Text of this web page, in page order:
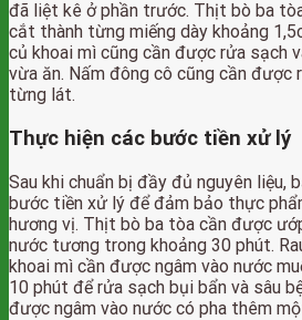
đã liệt kê ở phần trước. Thịt bò ba
cắt thành từng miếng dày khoảng
củ khoai mì cũng cần được rửa sạch
vừa ăn. Nấm đông cô cũng cần được
từng lát.
Thực hiện các bước tiền xử lý
Sau khi chuẩn bị đầy đủ nguyên liệu,
bước tiền xử lý để đảm bảo thực
hương vị. Thịt bò ba tòa cần được
nước tương trong khoảng 30 phút.
khoai mì cần được ngâm vào nước
10 phút để rửa sạch bụi bẩn và sâu
được ngâm vào nước có pha thêm